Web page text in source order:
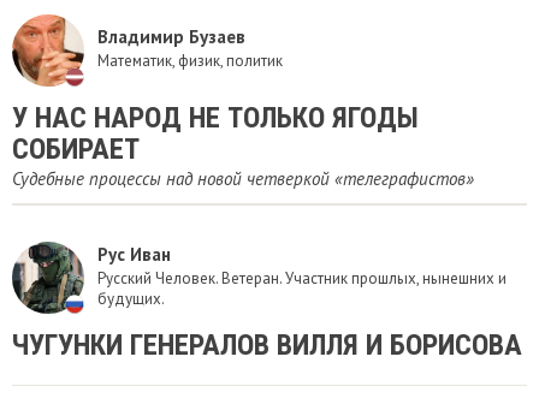
Владимир Бузаев
Математик, физик, политик
У НАС НАРОД НЕ ТОЛЬКО ЯГОДЫ
СОБИРАЕТ
Судебные процессы над новой четверкой «телеграфистов»
Рус Иван
Русский Человек. Ветеран. Участник прошлых, нынешних и
будущих.
ЧУГУНКИ ГЕНЕРАЛОВ ВИЛЛЯ И БОРИСОВА